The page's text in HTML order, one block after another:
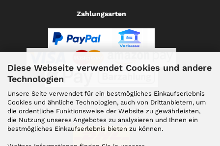
Diese Webseite verwendet Cookies und andere
Technologien
Unsere Seite verwendet für ein bestmögliches Einkaufserlebnis
Cookies und ähnliche Technologien, auch von Drittanbietern, um
die ordentliche Funktionsweise der Website zu gewährleisten,
die Nutzung unseres Angebotes zu analysieren und Ihnen ein
bestmögliches Einkaufserlebnis bieten zu können.
Zahlungsarten
Versand